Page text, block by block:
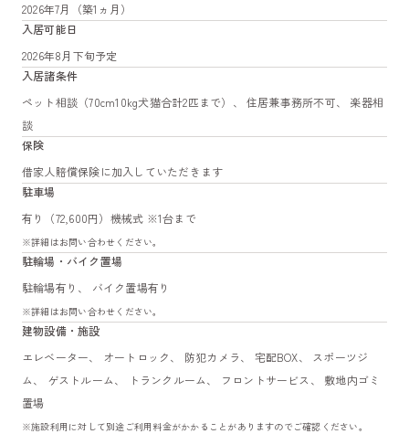
2026年7月（築1ヵ月）
入居可能日
2026年8月下旬予定
入居諸条件
ペット相談（70cm10kg犬猫合計2匹まで）、 住居兼事務所不可、 楽器相
談
保険
借家人賠償保険に加入していただきます
駐車場
有り（72,600円）機械式 ※1台まで
※詳細はお問い合わせください。
駐輪場・バイク置場
駐輪場有り、 バイク置場有り
※詳細はお問い合わせください。
建物設備・施設
エレベーター、 オートロック、 防犯カメラ、 宅配BOX、 スポーツジ
ム、 ゲストルーム、 トランクルーム、 フロントサービス、 敷地内ゴミ
置場
※施設利用に対して別途ご利用料金がかかることがありますのでご確認ください。